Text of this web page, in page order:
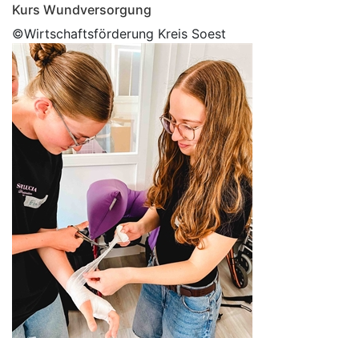
Kurs Wundversorgung
©Wirtschaftsförderung Kreis Soest